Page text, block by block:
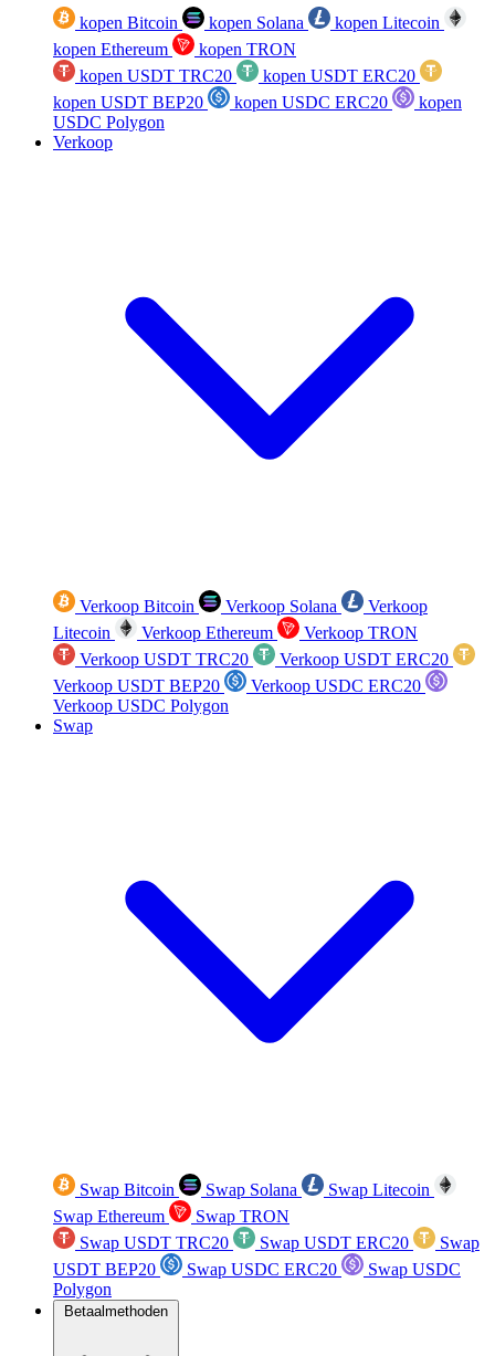
kopen Bitcoin kopen Solana
kopen Litecoin
kopen Ethereum
kopen TRON
kopen USDT TRC20
kopen USDT ERC20
kopen USDT BEP20
kopen USDC ERC20
kopen
USDC Polygon
Verkoop
Verkoop Bitcoin Verkoop Solana
Verkoop
Litecoin
Verkoop Ethereum
Verkoop TRON
Verkoop USDT TRC20
Verkoop USDT ERC20
Verkoop USDT BEP20
Verkoop USDC ERC20
Verkoop USDC Polygon
Swap
Swap Bitcoin Swap Solana
Swap Litecoin
Swap Ethereum
Swap TRON
Swap USDT TRC20
Swap USDT ERC20
Swap
USDT BEP20
Swap USDC ERC20
Swap USDC
Polygon
Betaalmethoden